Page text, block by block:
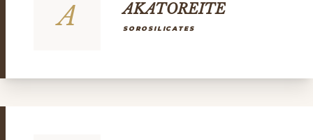
A AKATOREITE
SOROSILICATES